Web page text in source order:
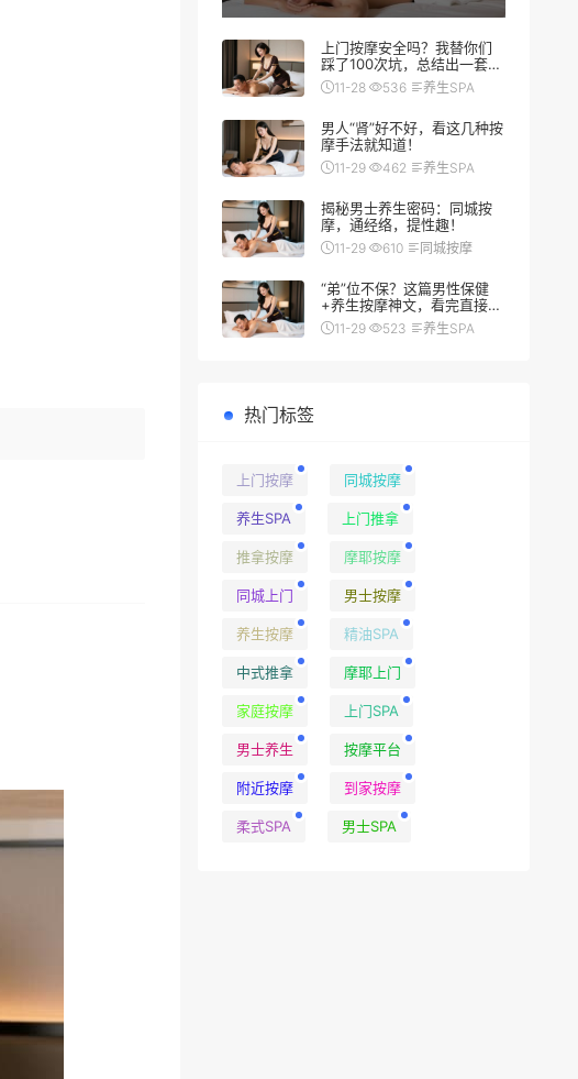
上门按摩安全吗？我替你们
踩了100次坑，总结出一套防
翻车秘籍
11-28 536 养生SPA
男人“肾”好不好，看这几种按
摩手法就知道！
11-29 462 养生SPA
揭秘男士养生密码：同城按
摩，通经络，提性趣！
11-29 610 同城按摩
“弟”位不保？这篇男性保健
+养生按摩神文，看完直接硬
（朗）了
11-29 523 养生SPA
热门标签
上门按摩 同城按摩
养生SPA 上门推拿
推拿按摩 摩耶按摩
同城上门 男士按摩
养生按摩 精油SPA
中式推拿 摩耶上门
家庭按摩 上门SPA
男士养生 按摩平台
附近按摩 到家按摩
柔式SPA 男士SPA